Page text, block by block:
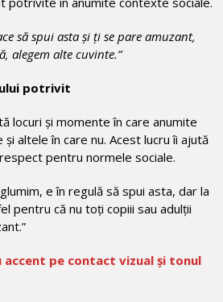
să spui asta și ți se pare amuzant,
alegem alte cuvinte.”
potrivit
locuri și momente în care anumite
altele în care nu. Acest lucru îi ajută
pentru normele sociale.
e în regulă să spui asta, dar la
pentru că nu toți copiii sau adulții
accent pe contact vizual și tonul